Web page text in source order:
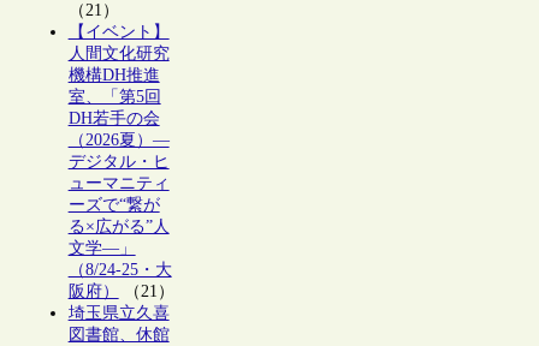
（21）
【イベント】
人間文化研究
機構DH推進
室、「第5回
DH若手の会
（2026夏）―
デジタル・ヒ
ューマニティ
ーズで“繋が
る×広がる”人
文学―」
（8/24-25・大
阪府）
（21）
埼玉県立久喜
図書館、休館